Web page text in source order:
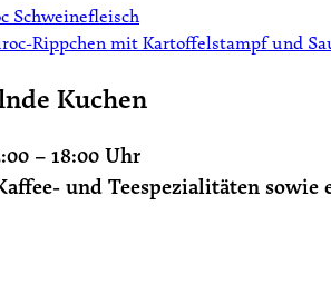
Schweinefleisch
Rippchen mit Kartoffelstampf und
Kuchen
– 18:00 Uhr
und Teespezialitäten